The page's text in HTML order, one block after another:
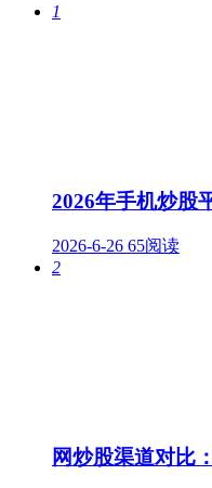
1
2026年手机炒股
2026-6-26 65阅读
2
网炒股渠道对比